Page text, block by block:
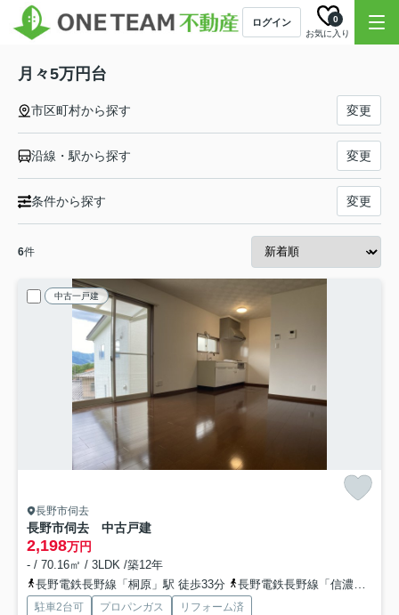
ログイン
お気に入り
0
月々5万円台
市区町村から探す 変更
沿線・駅から探す 変更
条件から探す 変更
6件
中古一戸建
長野市伺去
長野市伺去 中古戸建
2,198万円
- / 70.16㎡ / 3LDK /築12年
長野電鉄長野線「桐原」駅 徒歩33分
長野電鉄長野線「信濃吉田」駅 徒歩39分
駐車2台可 プロパンガス
リフォーム済